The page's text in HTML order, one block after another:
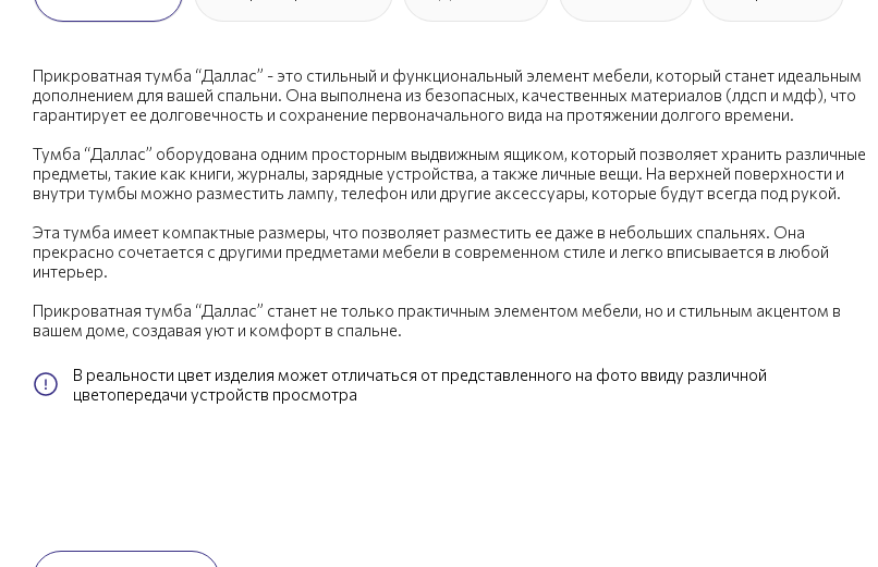
Прикроватная тумба “Даллас” - это стильный и функциональный элемент мебели, который станет идеальным
дополнением для вашей спальни. Она выполнена из безопасных, качественных материалов (лдсп и мдф), что
гарантирует ее долговечность и сохранение первоначального вида на протяжении долгого времени.
Тумба “Даллас” оборудована одним просторным выдвижным ящиком, который позволяет хранить различные
предметы, такие как книги, журналы, зарядные устройства, а также личные вещи. На верхней поверхности и
внутри тумбы можно разместить лампу, телефон или другие аксессуары, которые будут всегда под рукой.
Эта тумба имеет компактные размеры, что позволяет разместить ее даже в небольших спальнях. Она
прекрасно сочетается с другими предметами мебели в современном стиле и легко вписывается в любой
интерьер.
Прикроватная тумба “Даллас” станет не только практичным элементом мебели, но и стильным акцентом в
вашем доме, создавая уют и комфорт в спальне.
В реальности цвет изделия может отличаться от представленного на фото ввиду различной
цветопередачи устройств просмотра